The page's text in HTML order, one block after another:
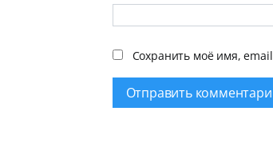
Сохранить моё имя,